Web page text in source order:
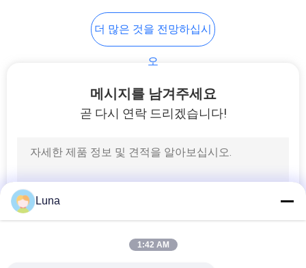
직물 시험기
케이블 시험기
더 많은 것을 전망하십시
오
메시지를 남겨주세요
곧 다시 연락 드리겠습니다!
Luna
1:42 AM